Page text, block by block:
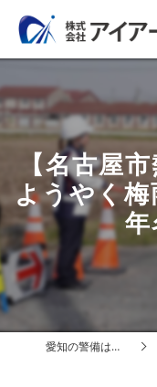
【名古屋
ようやく
年
愛知の警備は株式会社アイアール